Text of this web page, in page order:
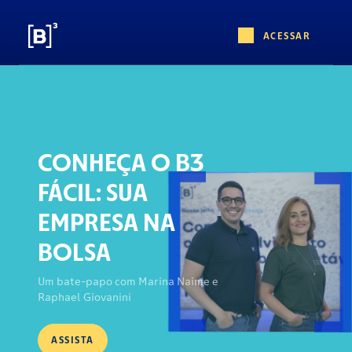
ACESSAR
CONHEÇA O B3
FÁCIL: SUA
EMPRESA NA
BOLSA
Um bate-papo com Marina Naime e
Raphael Giovanini
ASSISTA